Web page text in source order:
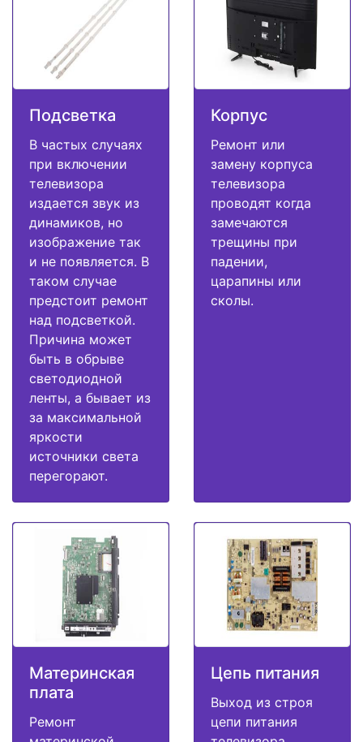
Подсветка
В частых случаях
при включении
телевизора
издается звук из
динамиков, но
изображение так
и не появляется. В
таком случае
предстоит ремонт
над подсветкой.
Причина может
быть в обрыве
светодиодной
ленты, а бывает из
за максимальной
яркости
источники света
перегорают.
Корпус
Ремонт или
замену корпуса
телевизора
проводят когда
замечаются
трещины при
падении,
царапины или
сколы.
Материнская
плата
Ремонт
Цепь питания
Выход из строя
цепи питания